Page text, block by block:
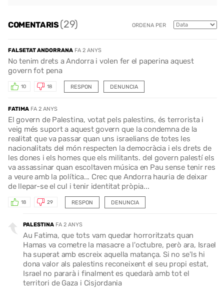
COMENTARIS(29) ORDENA PER
FALSETAT ANDORRANA FA 2 ANYS
No tenim drets a Andorra i volen fer el paperina aquest
govern fot pena
RESPON
10 18 DENUNCIA
FATIMA FA 2 ANYS
El govern de Palestina, votat pels palestins, és terrorista i
veig més suport a aquest govern que la condemna de la
realitat que va passar quan uns israelians de totes les
nacionalitats del món respecten la democràcia i els drets de
les dones i els homes que els militants. del govern palestí els
va assassinar quan escoltaven música en Pau sense tenir res
a veure amb la política... Crec que Andorra hauria de deixar
de llepar-se el cul i tenir identitat pròpia...
RESPON
18 29 DENUNCIA
PALESTINA FA 2 ANYS
Au Fatima, que tots vam quedar horroritzats quan
Hamas va cometre la masacre a l'octubre, però ara, Israel
ha superat amb escreix aquella matança. Si no se'ls hi
dona valor als palestins reconeixent el seu propi estat,
Israel no pararà i finalment es quedarà amb tot el
territori de Gaza i Cisjordania